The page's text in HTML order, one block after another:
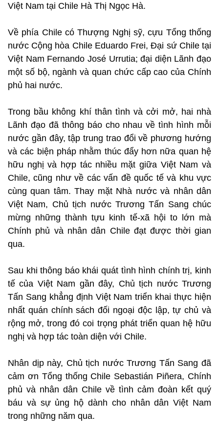
Việt Nam tại Chile Hà Thị Ngọc Hà.
Về phía Chile có Thượng Nghị sỹ, cựu Tổng thống
nước Cộng hòa Chile Eduardo Frei, Đại sứ Chile tại
Việt Nam Fernando José Urrutia; đại diện Lãnh đạo
một số bộ, ngành và quan chức cấp cao của Chính
phủ hai nước.
Trong bầu không khí thân tình và cởi mở, hai nhà
Lãnh đạo đã thông báo cho nhau về tình hình mỗi
nước gần đây, tập trung trao đổi về phương hướng
và các biện pháp nhằm thúc đẩy hơn nữa quan hệ
hữu nghị và hợp tác nhiều mặt giữa Việt Nam và
Chile, cũng như về các vấn đề quốc tế và khu vực
cùng quan tâm. Thay mặt Nhà nước và nhân dân
Việt Nam, Chủ tịch nước Trương Tấn Sang chúc
mừng những thành tựu kinh tế-xã hội to lớn mà
Chính phủ và nhân dân Chile đạt được thời gian
qua.
Sau khi thông báo khái quát tình hình chính trị, kinh
tế của Việt Nam gần đây, Chủ tịch nước Trương
Tấn Sang khẳng định Việt Nam triển khai thực hiện
nhất quán chính sách đối ngoại độc lập, tự chủ và
rộng mở, trong đó coi trọng phát triển quan hệ hữu
nghị và hợp tác toàn diện với Chile.
Nhân dịp này, Chủ tịch nước Trương Tấn Sang đã
cảm ơn Tổng thống Chile Sebastián Piñera, Chính
phủ và nhân dân Chile về tình cảm đoàn kết quý
báu và sự ủng hộ dành cho nhân dân Việt Nam
trong những năm qua.